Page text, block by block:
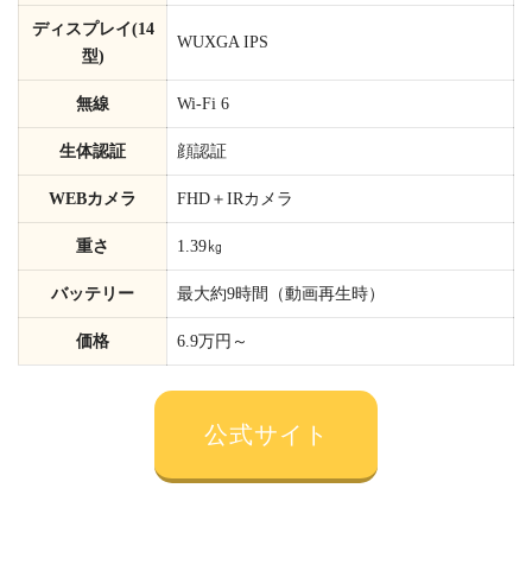
ディスプレイ(14
型)
WUXGA IPS
無線 Wi-Fi 6
生体認証 顔認証
WEBカメラ FHD＋IRカメラ
重さ 1.39㎏
バッテリー 最大約9時間（動画再生時）
価格 6.9万円～
公式サイト